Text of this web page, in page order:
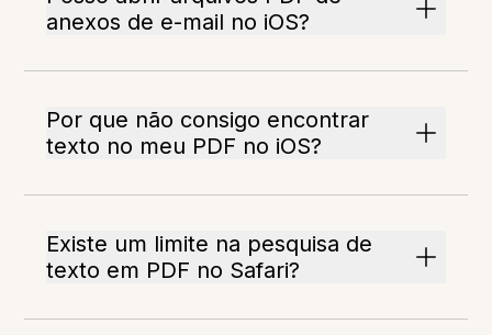
anexos de e-mail no iOS?
Por que não consigo encontrar
texto no meu PDF no iOS?
Existe um limite na pesquisa de
texto em PDF no Safari?